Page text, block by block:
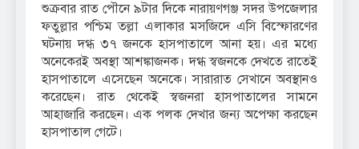
শুক্রবার রাত পৌনে ৯টার দিকে নারায়ণগঞ্জ সদর উপজেলার
ফতুল্লার পশ্চিম তল্লা এলাকার মসজিদে এসি বিস্ফোরণের
ঘটনায় দগ্ধ ৩৭ জনকে হাসপাতালে আনা হয়। এর মধ্যে
অনেকেরই অবস্থা আশঙ্কাজনক। দগ্ধ স্বজনকে দেখতে রাতেই
হাসপাতালে এসেছেন অনেকে। সারারাত সেখানে অবস্থানও
করেছেন। রাত থেকেই স্বজনরা হাসপাতালের সামনে
আহাজারি করছেন। এক পলক দেখার জন্য অপেক্ষা করছেন
হাসপাতাল গেটে।